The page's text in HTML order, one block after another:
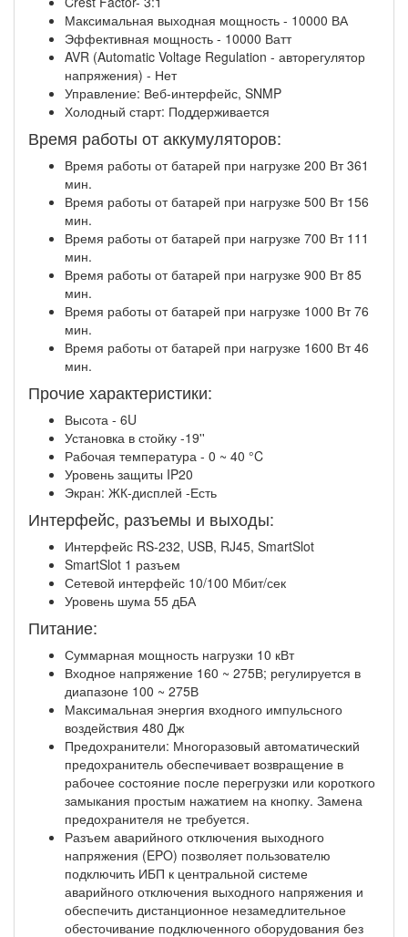
Максимальная выходная мощность - 10000 ВА
Эффективная мощность - 10000 Ватт
AVR (Automatic Voltage Regulation - авторегулятор
напряжения) - Нет
Управление: Веб-интерфейс, SNMP
Холодный старт: Поддерживается
Время работы от аккумуляторов:
Время работы от батарей при нагрузке 200 Вт 361
мин.
Время работы от батарей при нагрузке 500 Вт 156
мин.
Время работы от батарей при нагрузке 700 Вт 111
мин.
Время работы от батарей при нагрузке 900 Вт 85
мин.
Время работы от батарей при нагрузке 1000 Вт 76
мин.
Время работы от батарей при нагрузке 1600 Вт 46
мин.
Прочие характеристики:
Высота - 6U
Установка в стойку -19''
Рабочая температура - 0 ~ 40 °C
Уровень защиты IP20
Экран: ЖК-дисплей -Есть
Интерфейс, разъемы и выходы:
Интерфейс RS-232, USB, RJ45, SmartSlot
SmartSlot 1 разъем
Сетевой интерфейс 10/100 Мбит/сек
Уровень шума 55 дБА
Питание:
Суммарная мощность нагрузки 10 кВт
Входное напряжение 160 ~ 275В; регулируется в
диапазоне 100 ~ 275В
Максимальная энергия входного импульсного
воздействия 480 Дж
Предохранители: Многоразовый автоматический
предохранитель обеспечивает возвращение в
рабочее состояние после перегрузки или короткого
замыкания простым нажатием на кнопку. Замена
предохранителя не требуется.
Разъем аварийного отключения выходного
напряжения (EPO) позволяет пользователю
подключить ИБП к центральной системе
аварийного отключения выходного напряжения и
обеспечить дистанционное незамедлительное
обесточивание подключенного оборудования без